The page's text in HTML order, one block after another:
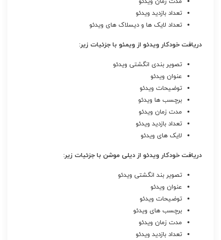
تعداد بازدید ویدئو
تعداد لایک ها و دیسلاک های ویدئو
دریافت خودکار ویدئو از ویمئو با جزئیات زیر:
تصویر بندی انگشتی ویدئو
عنوان ویدئو
توضیحات ویدئو
برچسب ها ویدئو
مدت زمان ویدئو
تعداد بازدید ویدئو
لایک های ویدئو
دریافت خودکار ویدئو از دیلی موشن با جزئیات زیر:
تصویر بند انگشتی ویدئو
عنوان ویدئو
توضیحات ویدئو
برچسب های ویدئو
مدت زمان ویدئو
تعداد بازدید ویدئو